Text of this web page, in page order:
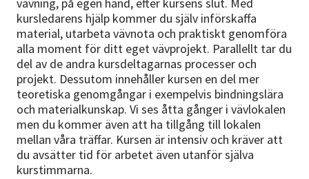
vävning, på egen hand, efter kursens slut. Med
kursledarens hjälp kommer du själv införskaffa
material, utarbeta vävnota och praktiskt genomföra
alla moment för ditt eget vävprojekt. Parallellt tar du
del av de andra kursdeltagarnas processer och
projekt. Dessutom innehåller kursen en del mer
teoretiska genomgångar i exempelvis bindningslära
och materialkunskap. Vi ses åtta gånger i vävlokalen
men du kommer även att ha tillgång till lokalen
mellan våra träffar. Kursen är intensiv och kräver att
du avsätter tid för arbetet även utanför själva
kurstimmarna.